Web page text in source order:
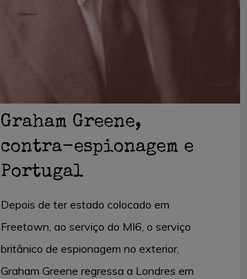
Graham Greene,
contra-espionagem e
Portugal
Depois de ter estado colocado em
Freetown, ao serviço do MI6, o serviço
britânico de espionagem no exterior,
Graham Greene regressa a Londres em